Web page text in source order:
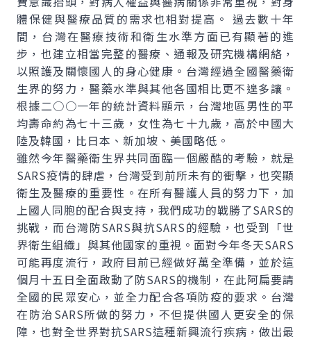
體保健與醫療品質的需求也相對提高。 過去數十年
間，台灣在醫療技術和衛生水準方面已有顯著的進
步，也建立相當完整的醫療、通報及研究機構網絡，
以照護及關懷國人的身心健康。台灣經過全國醫藥衛
生界的努力，醫藥水準與其他各國相比更不遑多讓。
根據二○○一年的統計資料顯示，台灣地區男性的平
均壽命約為七十三歲，女性為七十九歲，高於中國大
陸及韓國，比日本、新加坡、美國略低。
雖然今年醫藥衛生界共同面臨一個嚴酷的考驗，就是
SARS疫情的肆虐，台灣受到前所未有的衝擊，也突顯
衛生及醫療的重要性。在所有醫護人員的努力下，加
上國人同胞的配合與支持，我們成功的戰勝了SARS的
挑戰，而台灣防SARS與抗SARS的經驗，也受到「世
界衛生組織」與其他國家的重視。面對今年冬天SARS
可能再度流行，政府目前已經做好萬全準備，並於這
個月十五日全面啟動了防SARS的機制，在此阿扁要請
全國的民眾安心，並全力配合各項防疫的要求。台灣
在防治SARS所做的努力，不但提供國人更安全的保
障，也對全世界對抗SARS這種新興流行疾病，做出最